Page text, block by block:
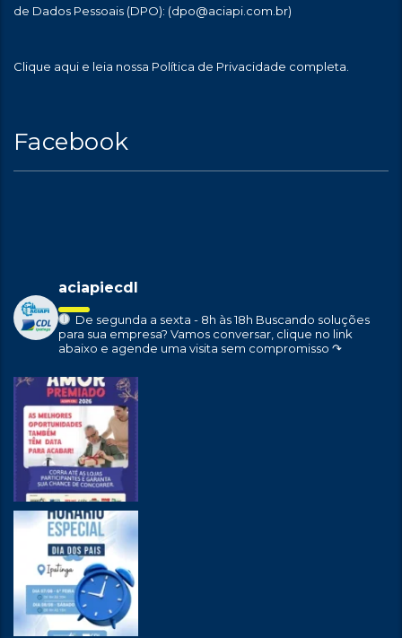
de Dados Pessoais (DPO): (dpo@aciapi.com.br)
Clique aqui e leia nossa Política de Privacidade completa.
Facebook
aciapiecdl
De segunda a sexta - 8h às 18h Buscando soluções
para sua empresa? Vamos conversar, clique no link
abaixo e agende uma visita sem compromisso ↷